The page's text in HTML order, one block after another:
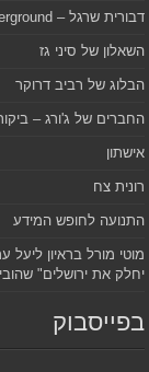
דבורית שרגל – Velvet Underground
השאלון של סיני גז
הבלוג של רביב דרוקר
החברים של ג'ורג –
אישתון
רונית צח
התנועה לחופש המידע
מוטי מורל בראיון
יחלק את ירושלים"
בפייסבוק